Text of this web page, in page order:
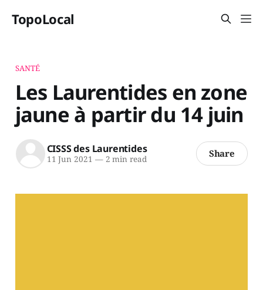
TopoLocal
SANTÉ
Les Laurentides en zone
jaune à partir du 14 juin
CISSS des Laurentides
11 Jun 2021 —2 min read Share